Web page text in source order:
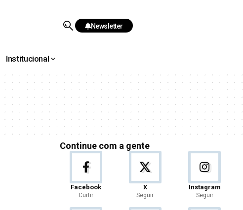
Newsletter
Institucional
Continue com a gente
Facebook
Curtir
X
Seguir
Instagram
Seguir